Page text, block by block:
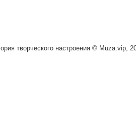
творческого настроения © Muza.vip,